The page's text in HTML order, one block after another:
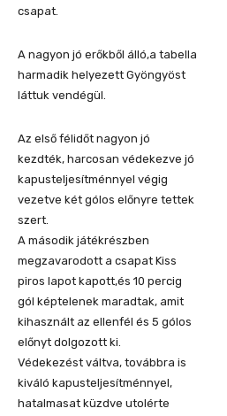
csapat.
A nagyon jó erőkből álló,a tabella
harmadik helyezett Gyöngyöst
láttuk vendégül.
Az első félidőt nagyon jó
kezdték, harcosan védekezve jó
kapusteljesítménnyel végig
vezetve két gólos előnyre tettek
szert.
A második játékrészben
megzavarodott a csapat Kiss
piros lapot kapott,és 10 percig
gól képtelenek maradtak, amit
kihasznált az ellenfél és 5 gólos
előnyt dolgozott ki.
Védekezést váltva, továbbra is
kiváló kapusteljesítménnyel,
hatalmasat küzdve utolérte